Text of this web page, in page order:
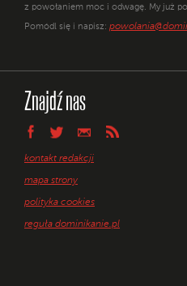
z powołaniem moc i odwagę. My już
Pomódl się i napisz:
Znajdź nas
kontakt redakcji
mapa strony
polityka cookies
reguła dominikanie.pl